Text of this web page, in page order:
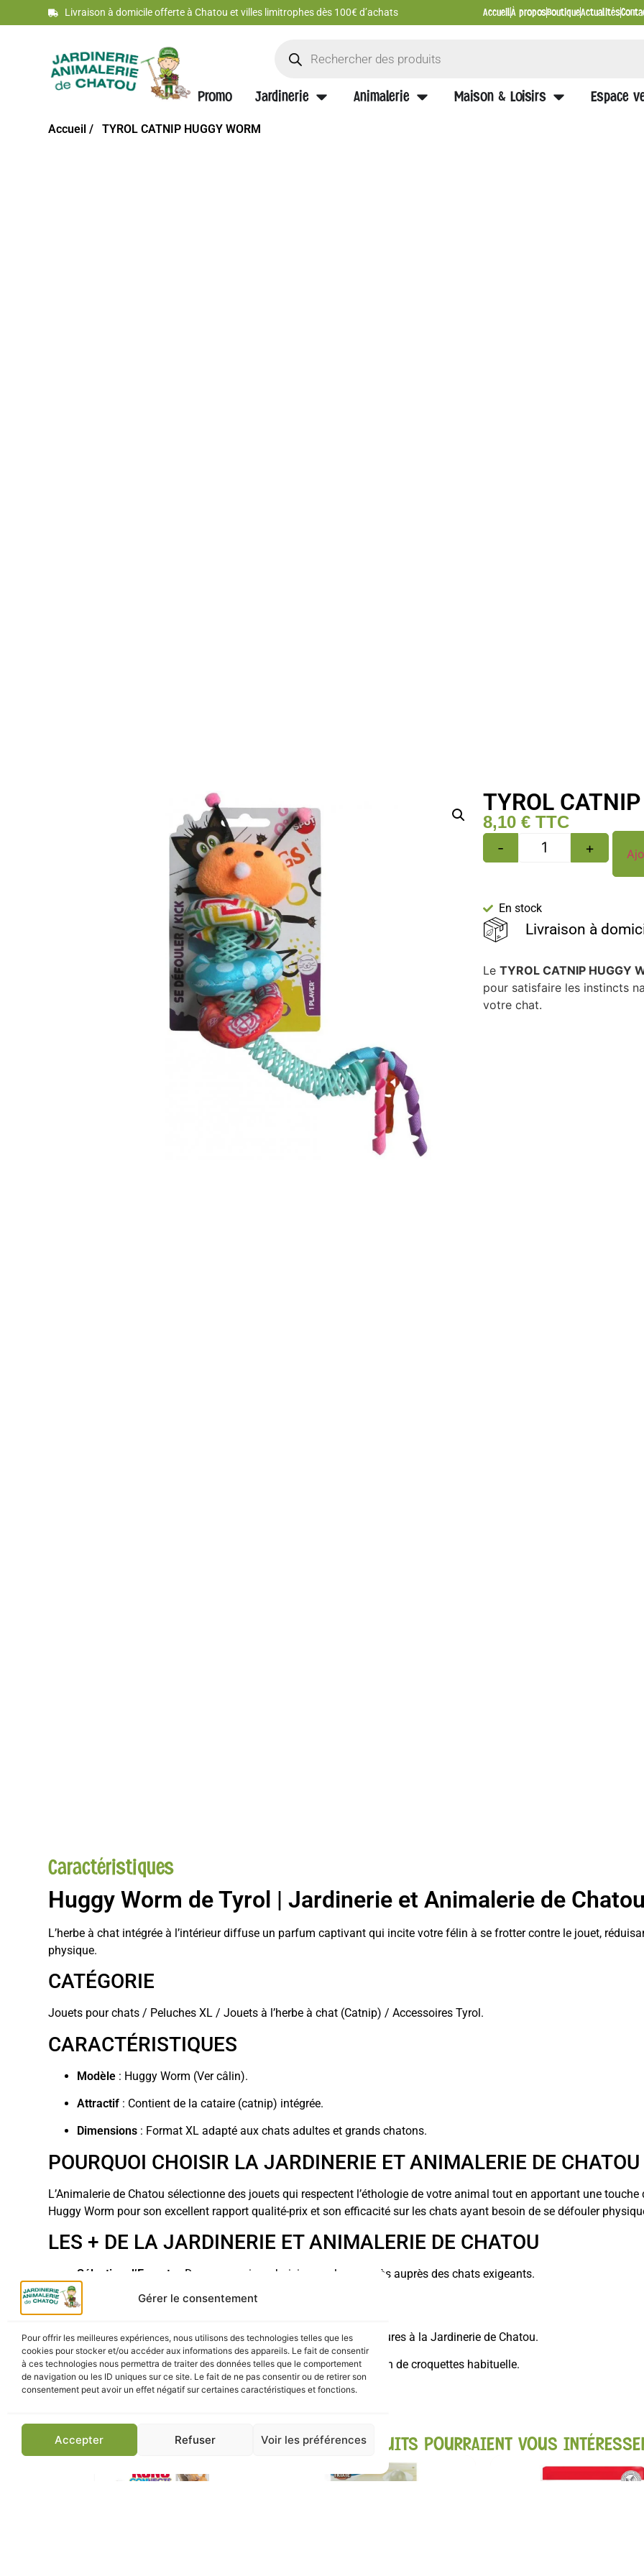
Gérer le consentement
Pour offrir les meilleures expériences, nous utilisons des technologies telles que les
cookies pour stocker et/ou accéder aux informations des appareils. Le fait de consentir
à ces technologies nous permettra de traiter des données telles que le comportement
de navigation ou les ID uniques sur ce site. Le fait de ne pas consentir ou de retirer son
consentement peut avoir un effet négatif sur certaines caractéristiques et fonctions.
Accepter Refuser Voir les préférences
Livraison à domicile offerte à Chatou et villes limitrophes dès 100€ d’achats AccueilÀ proposBoutiqueActualités
Promo Jardinerie Animalerie Maison & Loisirs Espace
Accueil / TYROL CATNIP HUGGY WORM
TYROL
8,10 €TTC
- +
En stock
Livraison à
Le TYROL CATNIP HUGGY
pour satisfaire les instincts
votre chat.
Caractéristiques
Huggy Worm de Tyrol | Jardinerie et Animalerie de
L’herbe à chat intégrée à l’intérieur diffuse un parfum captivant qui incite votre félin à se frotter contre le jouet,
physique.
CATÉGORIE
Jouets pour chats / Peluches XL / Jouets à l’herbe à chat (Catnip) / Accessoires Tyrol.
CARACTÉRISTIQUES
Modèle : Huggy Worm (Ver câlin).
Attractif : Contient de la cataire (catnip) intégrée.
Dimensions : Format XL adapté aux chats adultes et grands chatons.
POURQUOI CHOISIR LA JARDINERIE ET ANIMALERIE DE CHATOU
L’Animalerie de Chatou sélectionne des jouets qui respectent l’éthologie de votre animal tout en apportant une
Huggy Worm pour son excellent rapport qualité-prix et son efficacité sur les chats ayant besoin de se défouler
LES + DE LA JARDINERIE ET ANIMALERIE DE CHATOU
Sélection d’Experts : Des accessoires choisis pour leur succès auprès des chats exigeants.
LIVRAISON ET RETRAIT
Retrait Click & Collect: Récupérez votre Huggy Worm en 2 heures à la Jardinerie de Chatou.
Livraison Rapide: Un cadeau parfait à ajouter à votre livraison de croquettes habituelle.
CES PRODUITS POURRAIENT VOUS